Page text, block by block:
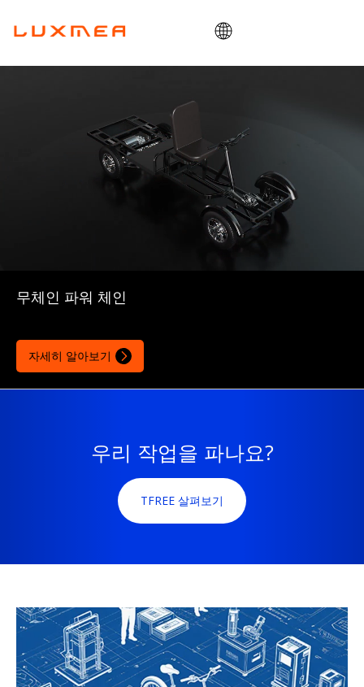
무체인 파워 체인
자세히 알아보기
우리 작업을 파나요?
TFREE 살펴보기